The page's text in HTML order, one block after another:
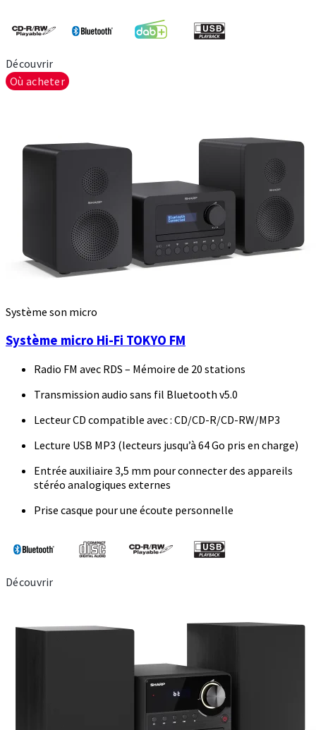
Découvrir
Où acheter
Système son micro
Système micro Hi-Fi TOKYO FM
Radio FM avec RDS – Mémoire de 20 stations
Transmission audio sans fil Bluetooth v5.0
Lecteur CD compatible avec : CD/CD-R/CD-RW/MP3
Lecture USB MP3 (lecteurs jusqu’à 64 Go pris en charge)
Entrée auxiliaire 3,5 mm pour connecter des appareils
stéréo analogiques externes
Prise casque pour une écoute personnelle
Découvrir